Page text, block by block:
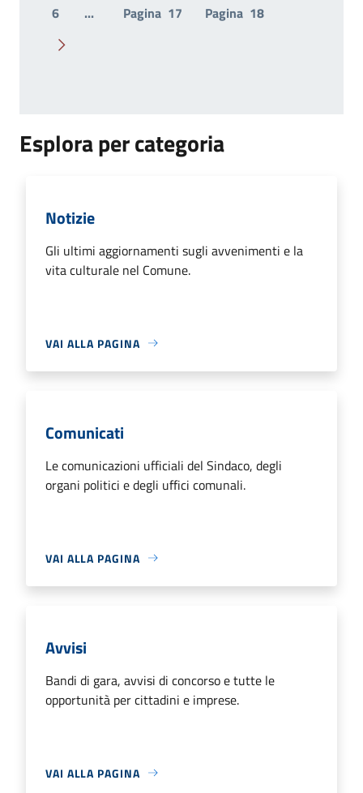
6
... Pagina 17 Pagina 18
Pagina successiva
Esplora per categoria
Notizie
Gli ultimi aggiornamenti sugli avvenimenti e la
vita culturale nel Comune.
VAI ALLA PAGINA
Comunicati
Le comunicazioni ufficiali del Sindaco, degli
organi politici e degli uffici comunali.
VAI ALLA PAGINA
Avvisi
Bandi di gara, avvisi di concorso e tutte le
opportunità per cittadini e imprese.
VAI ALLA PAGINA